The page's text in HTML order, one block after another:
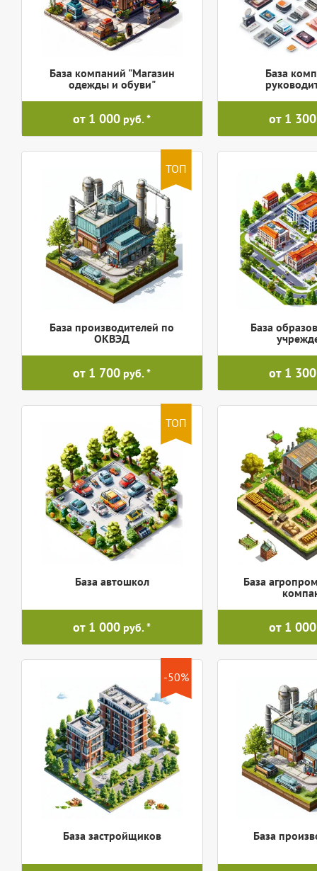
База компаний "Магазин
одежды и обуви"
от 1 000 руб.
База
от 1 300
ТОП
База производителей по
ОКВЭД
от 1 700 руб.
База
от 1 300
ТОП
База автошкол
от 1 000 руб.
База
от 1 000
-50%
База застройщиков База